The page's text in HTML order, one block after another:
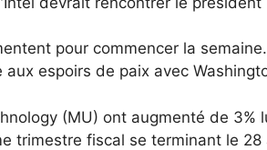
pour commencer la
espoirs de paix avec
(MU) ont augmenté de 3%
trimestre fiscal se terminant le